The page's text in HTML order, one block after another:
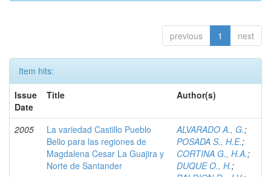
previous 1 next
Item hits:
Issue
Date
Title Author(s)
2005
La variedad Castillo Pueblo
Bello para las regiones de
Magdalena Cesar La Guajira y
Norte de Santander
ALVARADO A., G.;
POSADA S., H.E.;
CORTINA G., H.A.;
DUQUE O., H.;